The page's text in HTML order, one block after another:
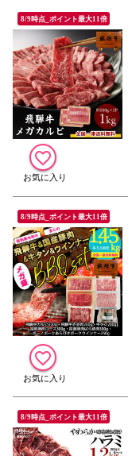
8/9時点_ポイント最大11倍
8/9時点_ポイント最大11倍
8/9時点_ポイント最大11倍